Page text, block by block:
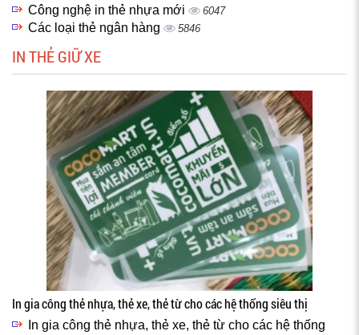
Công nghệ in thẻ nhựa mới 6047
Các loại thẻ ngân hàng 5846
IN THẺ GIỮ XE
In gia công thẻ nhựa, thẻ xe, thẻ từ cho các hệ thống siêu thị
In gia công thẻ nhựa, thẻ xe, thẻ từ cho các hệ thống